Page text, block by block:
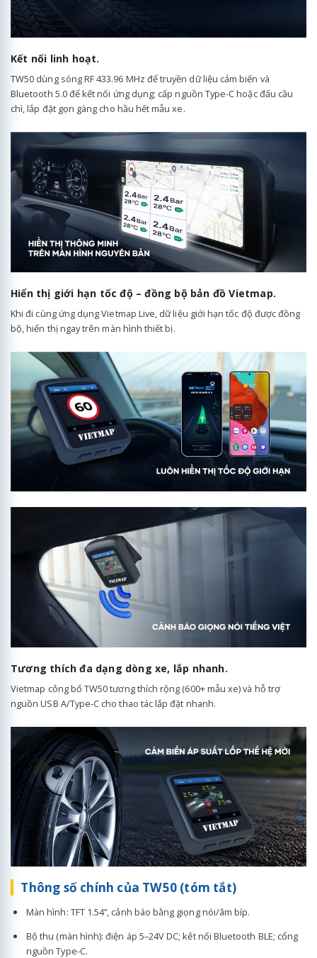
Kết nối linh hoạt.
TW50 dùng sóng RF 433.96 MHz để truyền dữ liệu cảm biến và
Bluetooth 5.0 để kết nối ứng dụng; cấp nguồn Type-C hoặc đấu cầu
chì, lắp đặt gọn gàng cho hầu hết mẫu xe.
Hiển thị giới hạn tốc độ – đồng bộ bản đồ Vietmap.
Khi đi cùng ứng dụng Vietmap Live, dữ liệu giới hạn tốc độ được đồng
bộ, hiển thị ngay trên màn hình thiết bị.
Tương thích đa dạng dòng xe, lắp nhanh.
Vietmap công bố TW50 tương thích rộng (600+ mẫu xe) và hỗ trợ
nguồn USB A/Type-C cho thao tác lắp đặt nhanh.
Thông số chính của TW50 (tóm tắt)
Màn hình: TFT 1.54”, cảnh báo bằng giọng nói/âm bíp.
Bộ thu (màn hình): điện áp 5–24V DC; kết nối Bluetooth BLE; cổng
nguồn Type-C.